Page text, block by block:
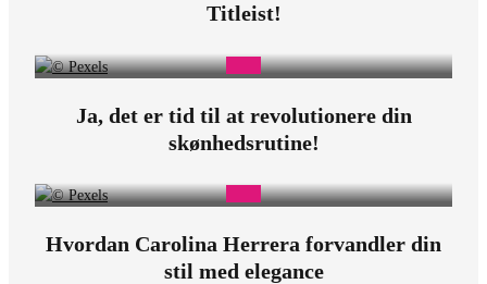
c
Titleist!
Ja, det er tid til at revolutionere din
skønhedsrutine!
Hvordan Carolina Herrera forvandler din
stil med elegance